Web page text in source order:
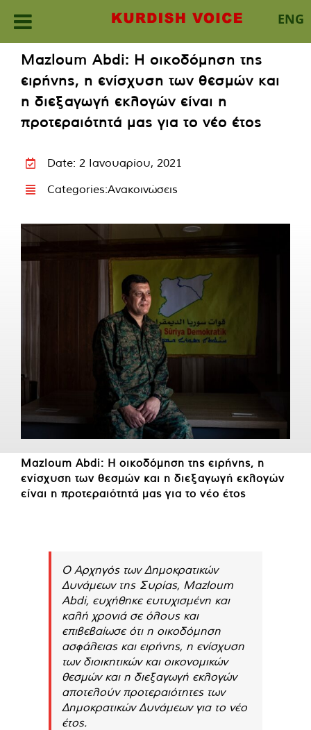
ENG
content
Mazloum Abdi: Η οικοδόμηση της
ειρήνης, η ενίσχυση των θεσμών και
η διεξαγωγή εκλογών είναι η
προτεραιότητά μας για το νέο έτος
Date: 2 Ιανουαρίου, 2021
Categories:Ανακοινώσεις
Mazloum Abdi: Η οικοδόμηση της ειρήνης, η
ενίσχυση των θεσμών και η διεξαγωγή εκλογών
είναι η προτεραιότητά μας για το νέο έτος
Ο Αρχηγός των Δημοκρατικών
Δυνάμεων της Συρίας, Mazloum
Abdi, ευχήθηκε ευτυχισμένη και
καλή χρονιά σε όλους και
επιβεβαίωσε ότι η οικοδόμηση
ασφάλειας και ειρήνης, η ενίσχυση
των διοικητικών και οικονομικών
θεσμών και η διεξαγωγή εκλογών
αποτελούν προτεραιότητες των
Δημοκρατικών Δυνάμεων για το νέο
έτος.